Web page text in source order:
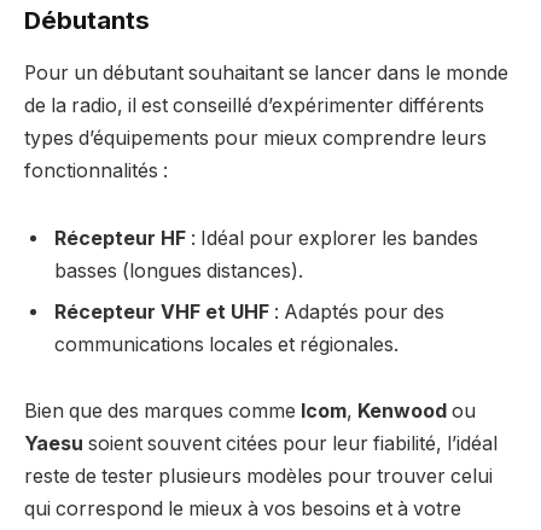
Débutants
Pour un débutant souhaitant se lancer dans le monde
de la radio, il est conseillé d’expérimenter différents
types d’équipements pour mieux comprendre leurs
fonctionnalités :
Récepteur HF : Idéal pour explorer les bandes
basses (longues distances).
Récepteur VHF et UHF : Adaptés pour des
communications locales et régionales.
Bien que des marques comme Icom, Kenwood ou
Yaesu soient souvent citées pour leur fiabilité, l’idéal
reste de tester plusieurs modèles pour trouver celui
qui correspond le mieux à vos besoins et à votre